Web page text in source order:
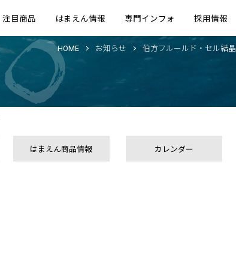
注目商品 はまえん情報 専門インフォ 採用情報
HOME お知らせ 伯方フルールド・セル結晶
はまえん商品情報 カレンダー